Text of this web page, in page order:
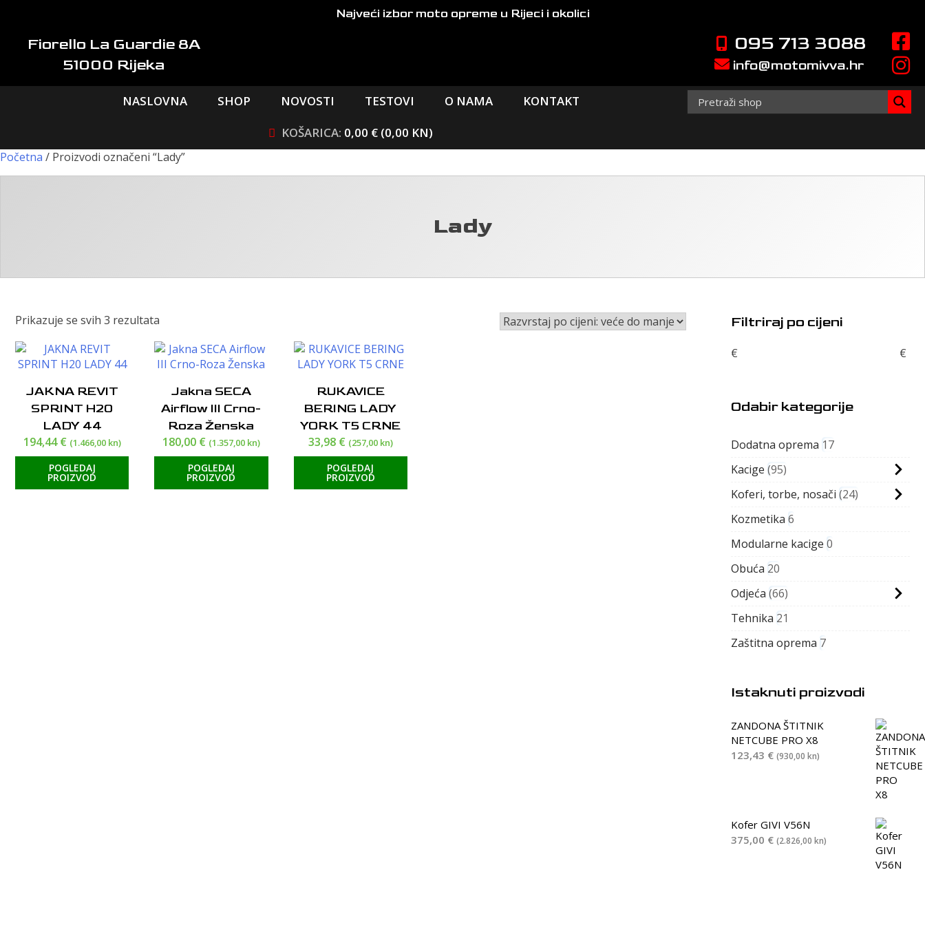
contentFiorello La Guardie 8A
51000 Rijeka
Najveći izbor moto opreme u Rijeci i okolici
095 713 3088
info@motomivva.hr
NASLOVNA SHOP NOVOSTI TESTOVI O NAMA
KONTAKT
0,00 € (0,00 KN)
Početna / Proizvodi označeni “Lady”
Lady
Prikazuje se svih 3 rezultata
cijeni:
od
do
niske
JAKNA REVIT
SPRINT H20
LADY 44
194,44€ (1.466,00 kn)
POGLEDAJ
PROIZVOD
Jakna SECA
Airflow III Crno-
Roza Ženska
180,00 € (1.357,00 kn)
POGLEDAJ
PROIZVOD
RUKAVICE
BERING LADY
YORK T5 CRNE
33,98 € (257,00 kn)
POGLEDAJ
PROIZVOD
Filtriraj po cijeni
€ €
Odabir kategorije
Dodatna oprema 17
Kacige 95
Koferi, torbe, nosači 24
Kozmetika 6
Modularne kacige 0
Obuća 20
Odjeća 66
Tehnika 21
Zaštitna oprema 7
Istaknuti proizvodi
ZANDONA ŠTITNIK
NETCUBE PRO X8
123,43 € (930,00 kn)
Kofer GIVI V56N
375,00 € (2.826,00 kn)